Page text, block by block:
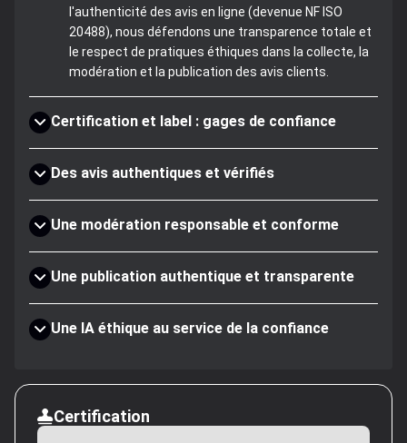
l'authenticité des avis en ligne (devenue NF ISO
20488), nous défendons une transparence totale et
le respect de pratiques éthiques dans la collecte, la
modération et la publication des avis clients.
Certification et label : gages de confiance
Des avis authentiques et vérifiés
Une modération responsable et conforme
Une publication authentique et transparente
Une IA éthique au service de la confiance
Certification